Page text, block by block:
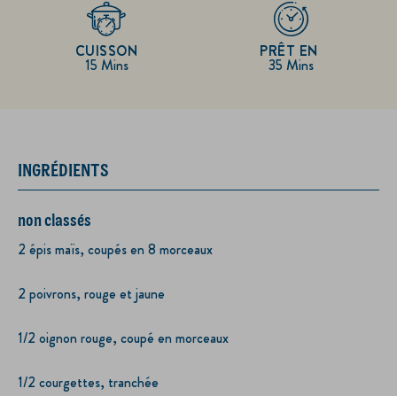
15 Mins
CUISSON
35 Mins
PRÊT EN
INGRÉDIENTS
non classés
2 épis maïs, coupés en 8 morceaux
2 poivrons, rouge et jaune
1/2 oignon rouge, coupé en morceaux
1/2 courgettes, tranchée